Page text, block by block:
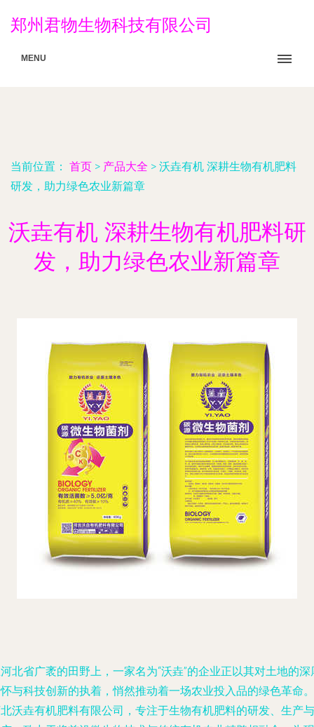
郑州君物生物科技有限公司
MENU
当前位置： 首页 > 产品大全 > 沃垚有机 深耕生物有机肥料
研发，助力绿色农业新篇章
沃垚有机 深耕生物有机肥料研
发，助力绿色农业新篇章
北省广袤的田野上，一家名为“沃垚”的企业正以其对土地的深
与科技创新的执着，悄然推动着一场农业投入品的绿色革命。
沃垚有机肥料有限公司，专注于生物有机肥料的研发、生产与